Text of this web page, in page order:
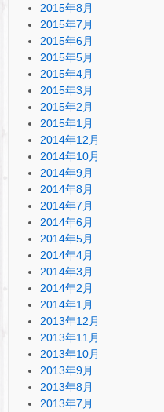
2015年8月
2015年7月
2015年6月
2015年5月
2015年4月
2015年3月
2015年2月
2015年1月
2014年12月
2014年10月
2014年9月
2014年8月
2014年7月
2014年6月
2014年5月
2014年4月
2014年3月
2014年2月
2014年1月
2013年12月
2013年11月
2013年10月
2013年9月
2013年8月
2013年7月